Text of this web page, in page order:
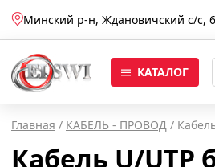
Минский р-н, Ждановичский с/c,
КАТАЛОГ
Главная / КАБЕЛЬ - ПРОВОД /
Кабель U/UTP